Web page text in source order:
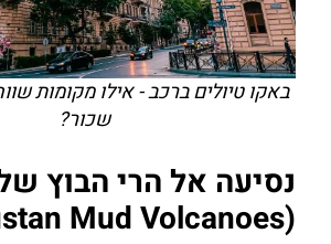
באקו טיולים ברכב - אילו מקומות
שכור?
נסיעה אל הרי הבוץ
(Gobustan Mud Volcanoes)